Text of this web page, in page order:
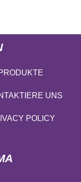
UNS
POLICY